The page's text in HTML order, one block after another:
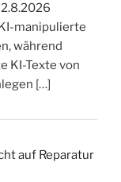
manipulierte
während
KI-Texte von
[…]
auf Reparatur